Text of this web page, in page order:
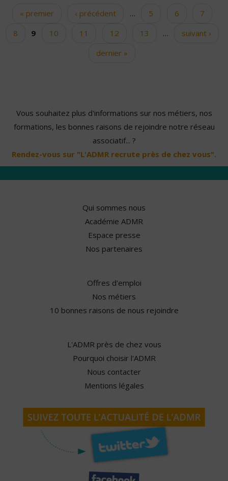
Pages« premier ‹ précédent … 5 6
7
8
9 10 11 12 13 …
suivant ›
dernier »
Vous souhaitez plus d'informations sur nos métiers, nos
formations, les bonnes raisons de rejoindre notre réseau
associatif... ?
Rendez-vous sur "L'ADMR recrute près de chez vous".
Qui sommes nous
Académie ADMR
Espace presse
Nos partenaires
Offres d'emploi
Nos métiers
10 bonnes raisons de nous rejoindre
L'ADMR près de chez vous
Pourquoi choisir l'ADMR
Nous contacter
Mentions légales